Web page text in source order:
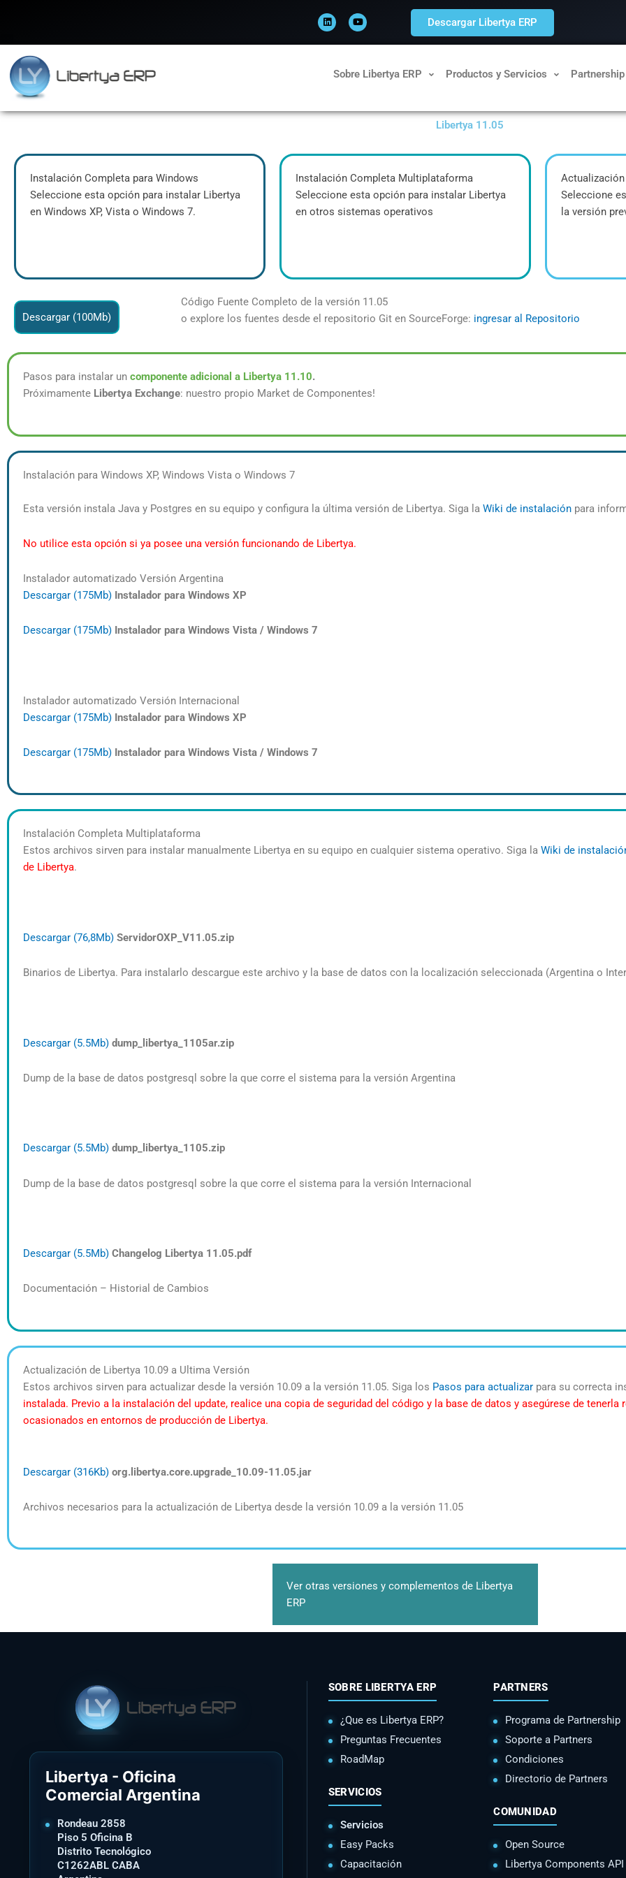
i
n
k
e
o
u
t
u
Descargar Libertya ERP
Sobre Libertya ERP Productos y Servicios Partnership
Libertya 11.05
Instalación Completa para Windows
Seleccione esta opción para instalar Libertya
en Windows XP, Vista o Windows 7.
Instalación Completa Multiplataforma
Seleccione esta opción para instalar Libertya
en otros sistemas operativos
Actualización
Seleccione
la versión
Descargar (100Mb)
Código Fuente Completo de la versión 11.05
o explore los fuentes desde el repositorio Git en SourceForge: ingresar al Repositorio
Pasos para instalar un componente adicional a Libertya 11.10.
Próximamente Libertya Exchange: nuestro propio Market de Componentes!
Instalación para Windows XP, Windows Vista o Windows 7
Esta versión instala Java y Postgres en su equipo y configura la última versión de Libertya. Siga la Wiki de instalación para
No utilice esta opción si ya posee una versión funcionando de Libertya.
Instalador automatizado Versión Argentina
Descargar (175Mb) Instalador para Windows XP
Descargar (175Mb) Instalador para Windows Vista / Windows 7
Instalador automatizado Versión Internacional
Descargar (175Mb) Instalador para Windows XP
Descargar (175Mb) Instalador para Windows Vista / Windows 7
Instalación Completa Multiplataforma
Estos archivos sirven para instalar manualmente Libertya en su equipo en cualquier sistema operativo. Siga la Wiki de
de Libertya.
Descargar (76,8Mb) ServidorOXP_V11.05.zip
Binarios de Libertya. Para instalarlo descargue este archivo y la base de datos con la localización seleccionada (Argentina o
Descargar (5.5Mb) dump_libertya_1105ar.zip
Dump de la base de datos postgresql sobre la que corre el sistema para la versión Argentina
Descargar (5.5Mb) dump_libertya_1105.zip
Dump de la base de datos postgresql sobre la que corre el sistema para la versión Internacional
Descargar (5.5Mb) Changelog Libertya 11.05.pdf
Documentación – Historial de Cambios
Actualización de Libertya 10.09 a Ultima Versión
Estos archivos sirven para actualizar desde la versión 10.09 a la versión 11.05. Siga los Pasos para actualizar para su correcta
instalada. Previo a la instalación del update, realice una copia de seguridad del código y la base de datos y asegúrese de
ocasionados en entornos de producción de Libertya.
Descargar (316Kb) org.libertya.core.upgrade_10.09-11.05.jar
Archivos necesarios para la actualización de Libertya desde la versión 10.09 a la versión 11.05
Ver otras versiones y complementos de Libertya
ERP
Libertya - Oficina
Comercial Argentina
Rondeau 2858
Piso 5 Oficina B
Distrito Tecnológico
C1262ABL CABA
SOBRE LIBERTYA ERP
¿Que es Libertya ERP?
Preguntas Frecuentes
RoadMap
SERVICIOS
Servicios
Easy Packs
Capacitación
PARTNERS
Programa de Partnership
Soporte a Partners
Condiciones
Directorio de Partners
COMUNIDAD
Open Source
Libertya Components API